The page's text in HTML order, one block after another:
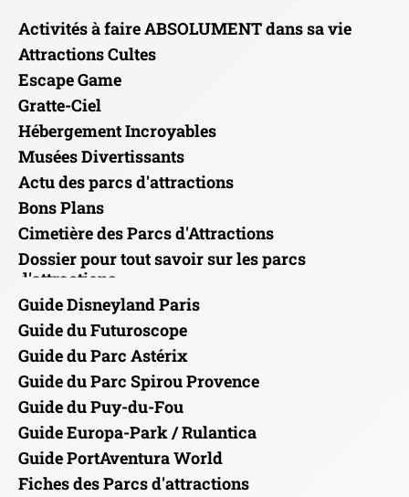
Activités à faire ABSOLUMENT dans sa vie
Attractions Cultes
Escape Game
Gratte-Ciel
Hébergement Incroyables
Musées Divertissants
Actu des parcs d'attractions
Bons Plans
Cimetière des Parcs d'Attractions
Dossier pour tout savoir sur les parcs
d'attractions
Guide Disneyland Paris
Guide du Futuroscope
Guide du Parc Astérix
Guide du Parc Spirou Provence
Guide du Puy-du-Fou
Guide Europa-Park / Rulantica
Guide PortAventura World
Fiches des Parcs d'attractions